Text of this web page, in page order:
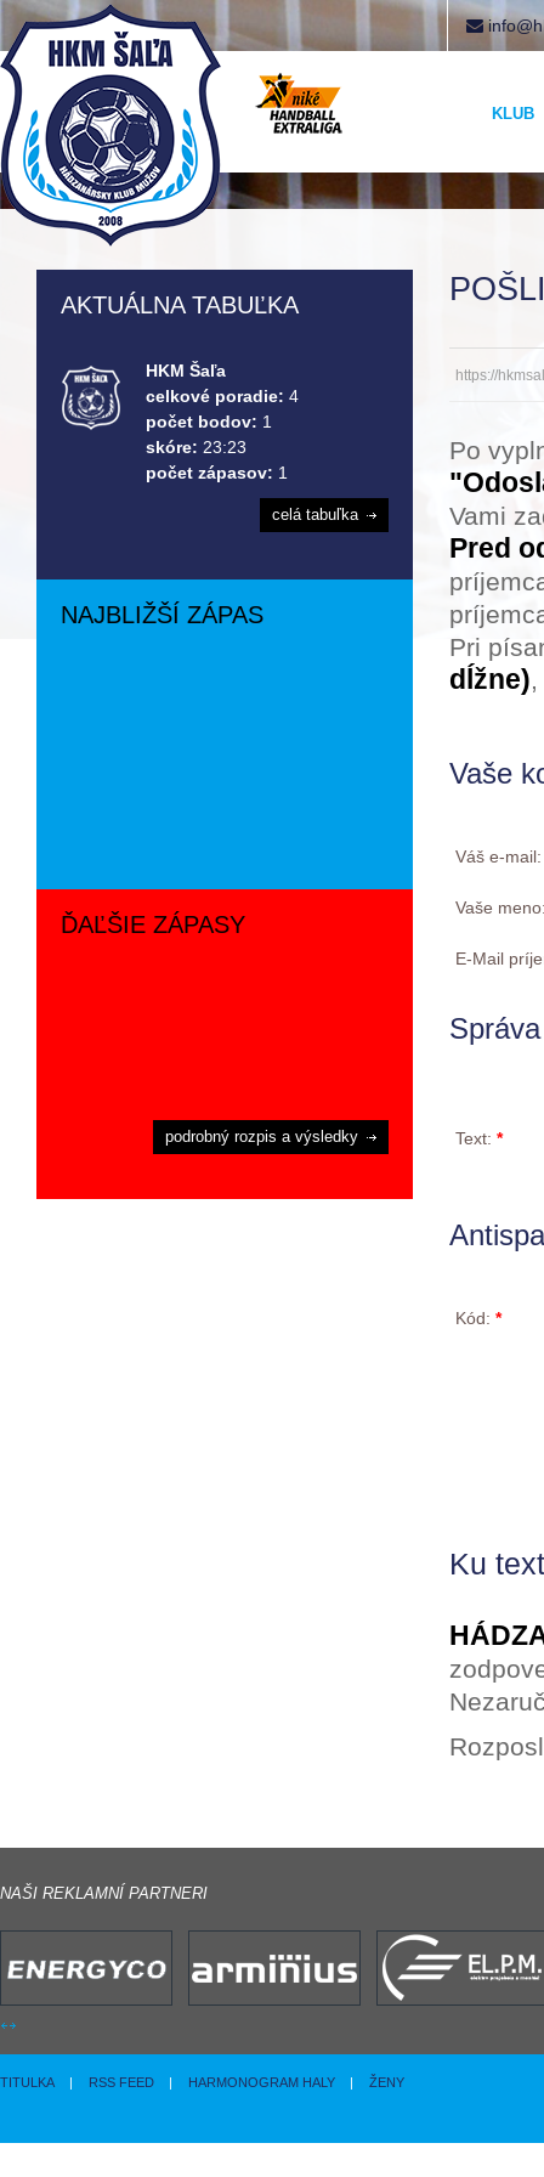
KLUB
https://
Po
Vami
Pred
Pri
dĺžne)
Vaše
Váš e-
Vaše
E-Mail
Správa
Text: *
Kód: *
Ku
AKTUÁLNA TABUĽKA
HKM Šaľa
celkové poradie: 4
počet bodov: 1
skóre: 23:23
počet zápasov: 1
celá tabuľka
NAJBLIŽŠÍ ZÁPAS
ĎAĽŠIE ZÁPASY
podrobný rozpis a výsledky
NAŠI REKLAMNÍ PARTNERI
TITULKA | RSS FEED | HARMONOGRAM HALY | ŽENY